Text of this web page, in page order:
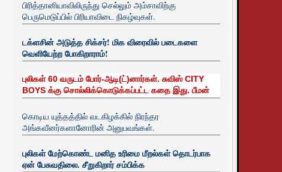
பிரித்தானியாவிலிருந்து செல்லும் அம்சாவிற்கு
பெருமெடுப்பில் பிரியாவிடை நிகழ்வுகள்.
டக்ளசின் அடுத்த சிக்சர்! மிக விரைவில் படைகளை
வெளியேற்ற போகிறாராம்!
புலிகள் 60 வருடம் போர்-ஆடி(ட்)னார்கள். சுவிஸ் CITY
BOYS க்கு சொல்லிக்கொடுக்கப்பட்ட கதை இது. பீமன்
கொடிய யுத்தத்தில் வடகிழக்கில் நிரந்தர
அங்கவீனர்களானோரின் அனுபவங்கள்.
புலிகள் மேற்கொண்ட மனித உரிமை மீறல்கள் தொடர்பாக
ஏன் பேசுவதிலை. சீறுகிறார் சம்பிக்க